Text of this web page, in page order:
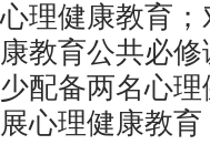
心理健康教育
康教育公共必
少配备两名心
展心理健康教育